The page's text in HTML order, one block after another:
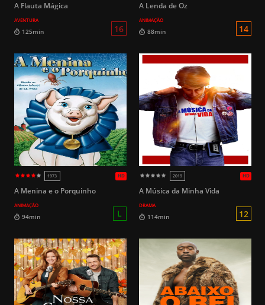
2018
HD
2022
105min L 177min
A Flauta Mágica
AVENTURA
A Lenda de Oz
ANIMAÇÃO
A Menina e o Porquinho
ANIMAÇÃO
A Música da Minha Vida
DRAMA